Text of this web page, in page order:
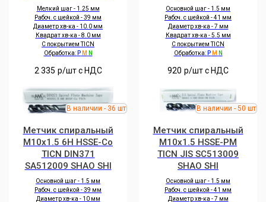
Мелкий шаг - 1.25 мм
Рабоч. с шейкой - 39 мм
Диаметр хв-ка - 10.0 мм
Квадрат хв-ка - 8.0 мм
С покрытием TICN
Обработка: P M N
2 335 р/шт c НДС
Основной шаг - 1.5 мм
Рабоч. с шейкой - 41 мм
Диаметр хв-ка - 7 мм
Квадрат хв-ка - 5.5 мм
С покрытием TICN
Обработка: P M N
920 р/шт c НДС
Метчик спиральный
M10x1.5 6H HSSE-Co
TICN DIN371
SA512009 SHAO SHI
Основной шаг - 1.5 мм
Рабоч. с шейкой - 39 мм
Диаметр хв-ка - 10 мм
Метчик спиральный
M10x1.5 HSSE-PM
TICN JIS SC513009
SHAO SHI
Основной шаг - 1.5 мм
Рабоч. с шейкой - 41 мм
Диаметр хв-ка - 7 мм